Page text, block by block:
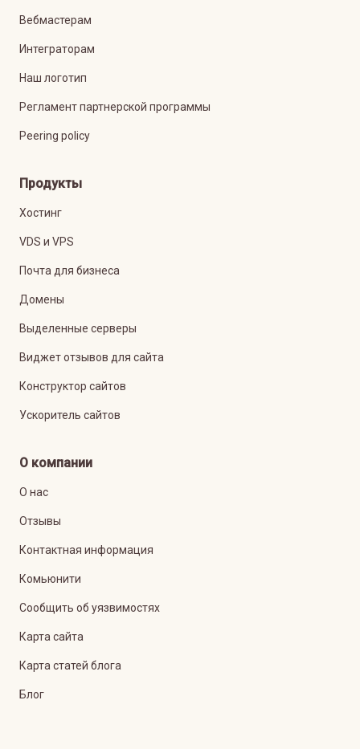
Вебмастерам
Интеграторам
Наш логотип
Регламент партнерской программы
Peering policy
Продукты
Хостинг
VDS и VPS
Почта для бизнеса
Домены
Выделенные серверы
Виджет отзывов для сайта
Конструктор сайтов
Ускоритель сайтов
О компании
О нас
Отзывы
Контактная информация
Комьюнити
Сообщить об уязвимостях
Карта сайта
Карта статей блога
Блог